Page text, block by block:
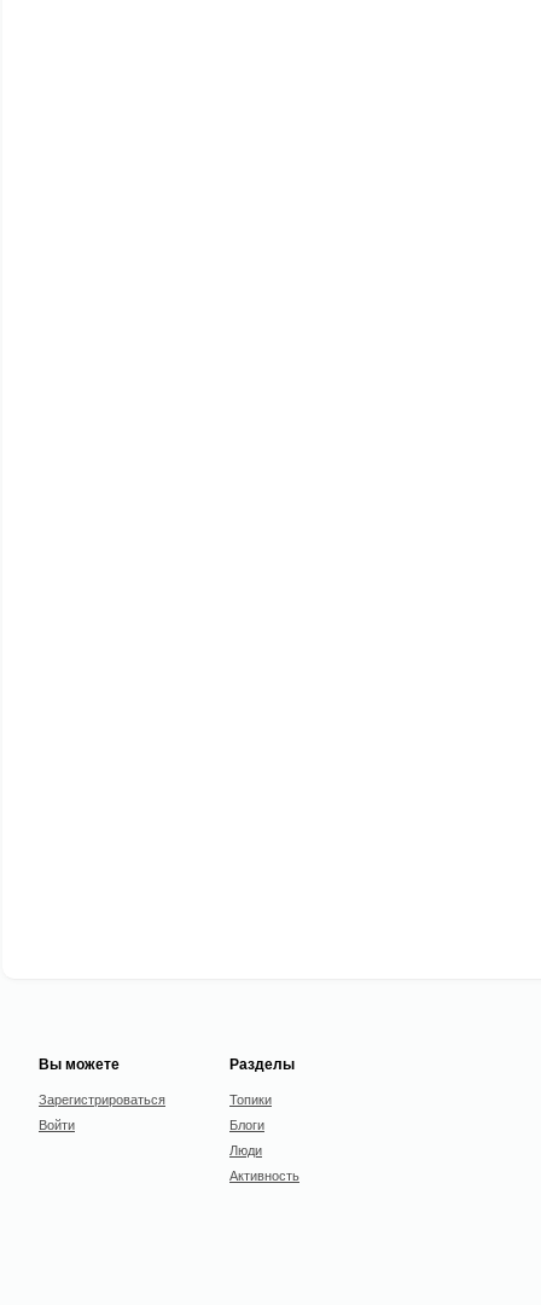
Вы можете
Зарегистрироваться
Войти
Разделы
Топики
Блоги
Люди
Активность